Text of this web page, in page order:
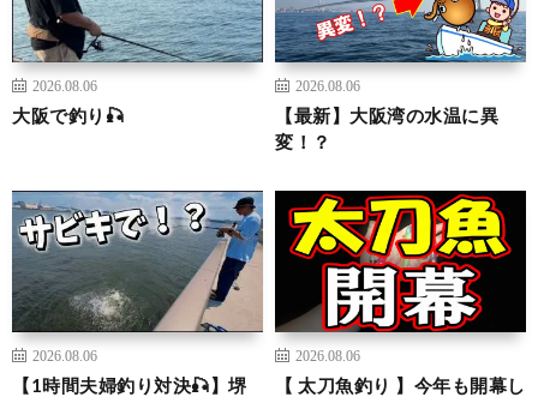
2026.08.06
大阪で釣り🎣
2026.08.06
【最新】大阪湾の水温に異
変！？
2026.08.06
【1時間夫婦釣り対決🎣】堺
2026.08.06
【 太刀魚釣り 】今年も開幕し